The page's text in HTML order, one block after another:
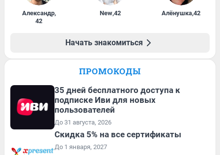
Александр,
42
New,42 Алёнушка,42
Начать знакомиться
ПРОМОКОДЫ
35 дней бесплатного доступа к
подписке Иви для новых
пользователей
До 31 августа, 2026
Скидка 5% на все сертификаты
До 1 января, 2027